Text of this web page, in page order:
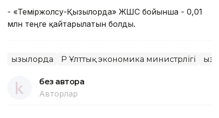
- «Теміржолсу-Қызылорда» ЖШС бойынша - 0,01
млн теңге қайтарылатын болды.
Қызылорда ҚР Ұлттық экономика министрлігі
без автора
Авторлар